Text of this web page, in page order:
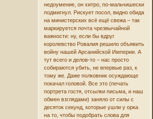
недоумение, он хитро, по-мальчишески
подмигнул. Рискует посол, видно обида
на министерских всё ещё свежа – так
маркируется почта чрезвычайной
важности: ну, если бы вдруг
королевство Ровалия решило объявить
войну нашей Арсанийской Империи. А
тут всего и делов-то – нас просто
собираются убить, не впервые раз, к
тому же. Даже полковник осуждающе
покачал головой. Все это (печать
портрета гостя, отсылки письма, и наш
обмен взглядами) заняло от силы с
десяток секунд, которые ушли у орка
на то, чтобы подобрать слова для